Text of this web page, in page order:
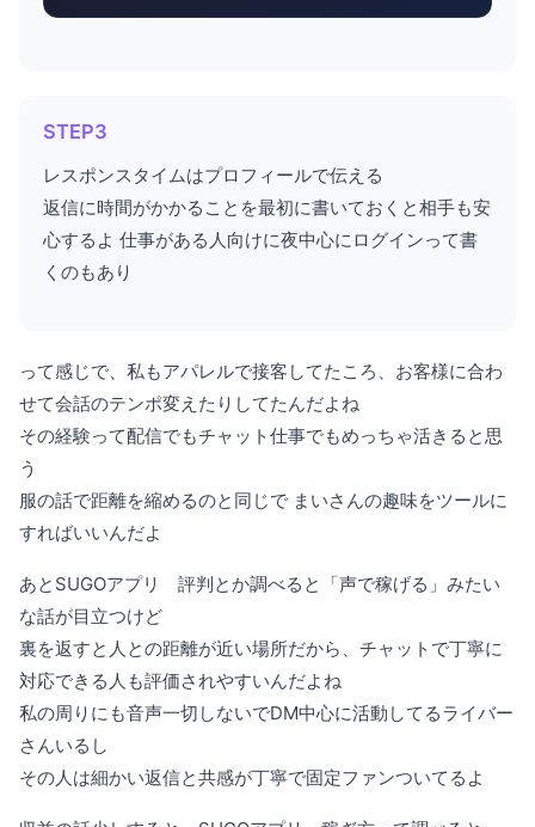
STEP3
レスポンスタイムはプロフィールで伝える
返信に時間がかかることを最初に書いておくと相手も安
心するよ 仕事がある人向けに夜中心にログインって書
くのもあり
って感じで、私もアパレルで接客してたころ、お客様に合わ
せて会話のテンポ変えたりしてたんだよね
その経験って配信でもチャット仕事でもめっちゃ活きると思
う
服の話で距離を縮めるのと同じで まいさんの趣味をツールに
すればいいんだよ
あとSUGOアプリ 評判とか調べると「声で稼げる」みたい
な話が目立つけど
裏を返すと人との距離が近い場所だから、チャットで丁寧に
対応できる人も評価されやすいんだよね
私の周りにも音声一切しないでDM中心に活動してるライバー
さんいるし
その人は細かい返信と共感が丁寧で固定ファンついてるよ